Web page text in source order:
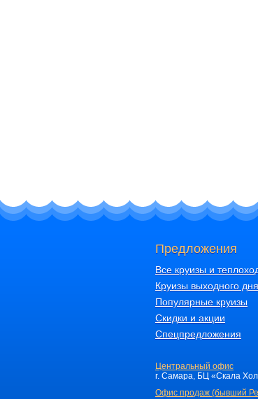
Предложения
Все круизы и
Круизы выходного дня
Популярные круизы
Скидки и акции
Спецпредложения
Центральный офис
г. Самара, БЦ «Скала
Офис продаж (бывший